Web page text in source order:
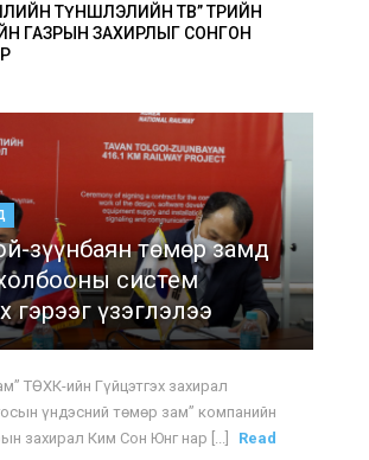
ТҮНШЛЭЛИЙН ТӨВ” ТӨРИЙН
ГАЗРЫН ЗАХИРЛЫГ СОНГОН
зүүнбаян төмөр замд
систем
гэрээг үзэглэлээ
ТӨХК-ийн Гүйцэтгэх захирал
үндэсний төмөр зам” компанийн
захирал Ким Сон Юнг нар [...]
Read